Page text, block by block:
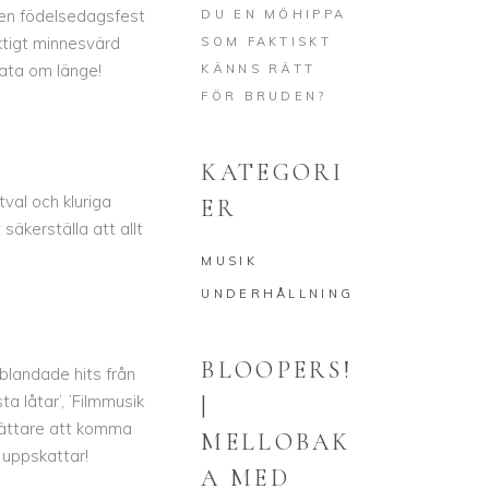
födelsedagsfest
minnesvärd
om länge!
och kluriga
säkerställa att allt
hits från
låtar’, ’Filmmusik
att komma
DU EN MÖHIPPA
SOM FAKTISKT
KÄNNS RÄTT
FÖR BRUDEN?
KATEGORI
ER
MUSIK
UNDERHÅLLNING
BLOOPERS!
|
MELLOBAK
A MED